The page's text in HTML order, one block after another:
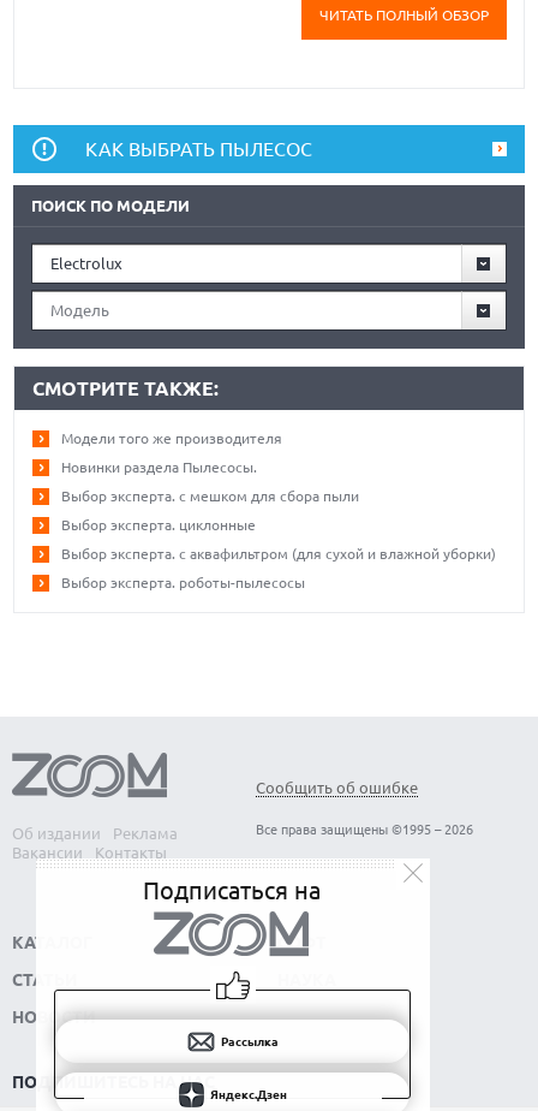
ЧИТАТЬ ПОЛНЫЙ ОБЗОР
КАК ВЫБРАТЬ ПЫЛЕСОС
ПОИСК ПО МОДЕЛИ
Electrolux
Модель
СМОТРИТЕ ТАКЖЕ:
Модели того же производителя
Новинки раздела Пылесосы.
Выбор эксперта. с мешком для сбора пыли
Выбор эксперта. циклонные
Выбор эксперта. с аквафильтром (для сухой и влажной уборки)
Выбор эксперта. роботы-пылесосы
Об издании
Реклама
Вакансии
Контакты
Сообщить об ошибке
Все права защищены ©1995 – 2026
КАТАЛОГ
СТАТЬИ
НОВОСТИ
СОФТ
ПОДПИШИТЕСЬ НА НАС
Подписаться на
Рассылка
Яндекс.Дзен